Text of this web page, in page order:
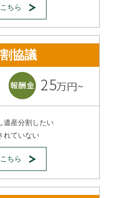
ちら
協議
遺産分割したい
れていない
ちら